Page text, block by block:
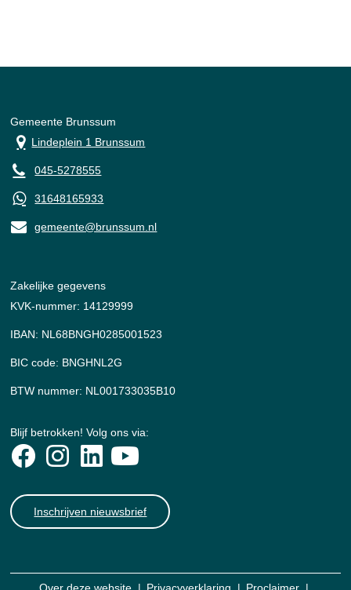
Gemeente Brunssum
Lindeplein 1 Brunssum
045-5278555
31648165933
gemeente@brunssum.nl
Zakelijke gegevens
KVK-nummer: 14129999
IBAN: NL68BNGH0285001523
BIC code: BNGHNL2G
BTW nummer: NL001733035B10
Blijf betrokken! Volg ons via:
Inschrijven nieuwsbrief